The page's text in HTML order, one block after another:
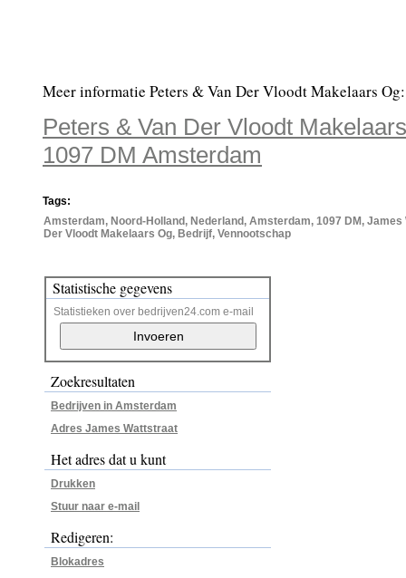
Meer informatie Peters & Van Der Vloodt Makelaars Og:
Peters & Van Der Vloodt
1097 DM Amsterdam
Tags:
Amsterdam, Noord-Holland, Nederland, Amsterdam, 1097 DM,
Der Vloodt Makelaars Og, Bedrijf, Vennootschap
Statistische gegevens
Statistieken over bedrijven24.com e-mail
Zoekresultaten
Bedrijven in Amsterdam
Adres James Wattstraat
Het adres dat u kunt
Drukken
Stuur naar e-mail
Redigeren:
Blokadres